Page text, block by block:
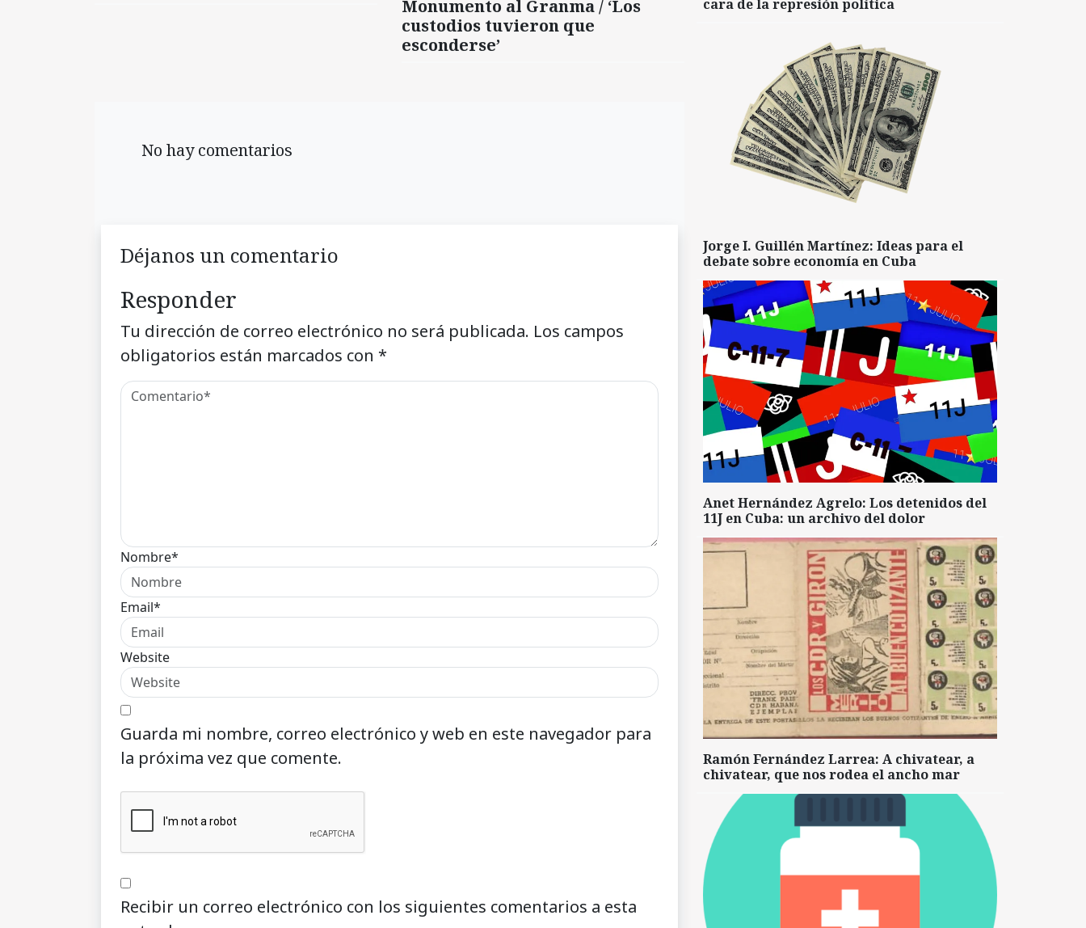
Monumento al Granma / ‘Los
custodios tuvieron que
esconderse’
No hay comentarios
Déjanos un comentario
Responder
Tu dirección de correo electrónico no será publicada. Los campos
obligatorios están marcados con *
Nombre*
Email*
Website
Guarda mi nombre, correo electrónico y web en este navegador para
la próxima vez que comente.
Recibir un correo electrónico con los siguientes comentarios a esta
cara de la represión política
Jorge I. Guillén Martínez: Ideas para el
debate sobre economía en Cuba
Anet Hernández Agrelo: Los detenidos del
11J en Cuba: un archivo del dolor
Ramón Fernández Larrea: A chivatear, a
chivatear, que nos rodea el ancho mar